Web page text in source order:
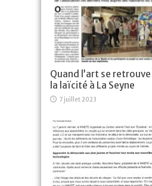
Quand l’art se
la laïcité à La Seyne
7 juillet 2023